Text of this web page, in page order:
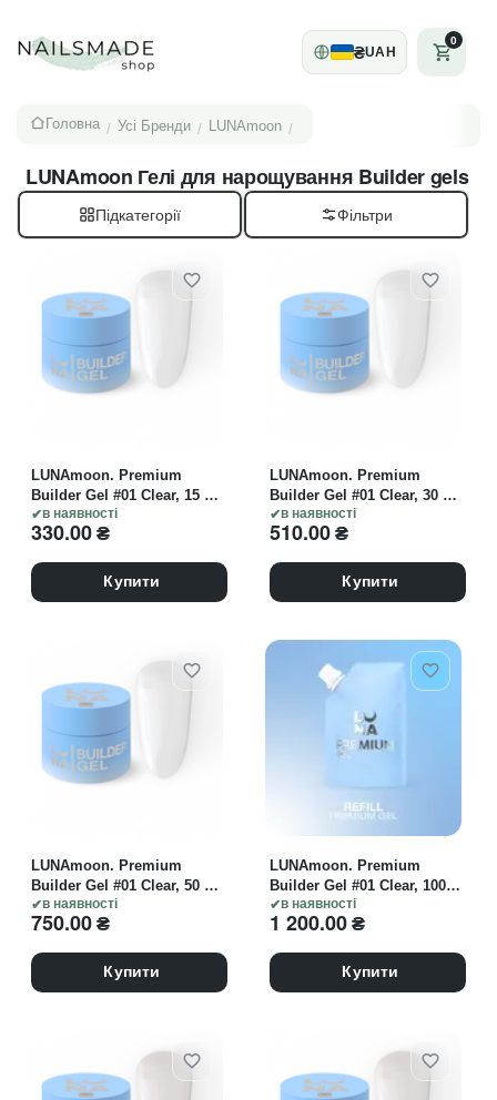
₴UAH
0
Головна / Усі Бренди / LUNAmoon /
LUNAmoon Гелі для нарощування Builder gels
Підкатегорії
в наявності
LUNAmoon. Premium
Builder Gel #01 Clear, 15 ml,
гель моделюючий,
прозорий
330.00₴
Купити
в наявності
LUNAmoon. Premium
Builder Gel #01 Clear, 30 ml,
гель моделюючий,
прозорий
510.00₴
Купити
в наявності
LUNAmoon. Premium
Builder Gel #01 Clear, 50 ml,
гель моделюючий,
прозорий
750.00₴
Купити
в наявності
LUNAmoon. Premium
Builder Gel #01 Clear, 100
ml, гель моделюючий,
прозорий
1 200.00₴
Купити